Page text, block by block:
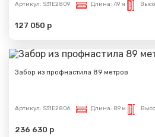
Артикул: S31E2809 Длина: 49 м
127 050 р
Забор из профнастила 89 метров
Артикул: S31E2806 Длина: 89 м
236 630 р
Сообщение
Спасибо за обращение, наш
Вами.